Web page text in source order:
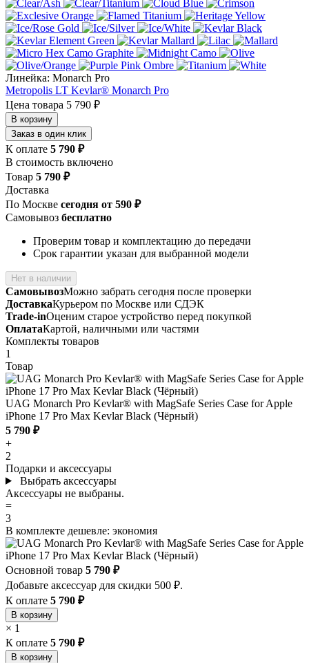
Линейка: Monarch Pro
Metropolis LT Kevlar® Monarch Pro
Цена товара 5 790 ₽
В корзину
Заказ в один клик
К оплате 5 790 ₽
В стоимость включено
Товар 5 790 ₽
Доставка
По Москве сегодня от 590 ₽
Самовывоз бесплатно
Проверим товар и комплектацию до передачи
Срок гарантии указан для выбранной модели
Нет в наличии
СамовывозМожно забрать сегодня после проверки
ДоставкаКурьером по Москве или СДЭК
Trade-inОценим старое устройство перед покупкой
ОплатаКартой, наличными или частями
Комплекты товаров
1
Товар
UAG Monarch Pro Kevlar® with MagSafe Series Case for Apple
iPhone 17 Pro Max Kevlar Black (Чёрный)
5 790 ₽
+
2
Подарки и аксессуары
Выбрать аксессуары
Аксессуары не выбраны.
=
3
В комплекте дешевле: экономия
Основной товар 5 790 ₽
Добавьте аксессуар для скидки 500 ₽.
К оплате 5 790 ₽
В корзину
× 1
К оплате 5 790 ₽
В корзину